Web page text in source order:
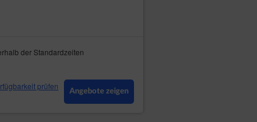
der Standardzeiten
prüfen
Angebote zeigen